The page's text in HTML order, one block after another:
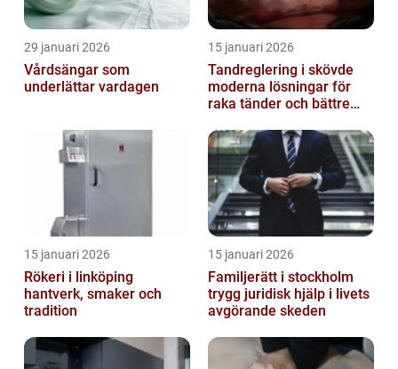
29 januari 2026
Vårdsängar som
underlättar vardagen
15 januari 2026
Tandreglering i skövde
moderna lösningar för
raka tänder och bättre
15 januari 2026
Rökeri i linköping
hantverk, smaker och
tradition
15 januari 2026
Familjerätt i stockholm
trygg juridisk hjälp i livets
avgörande skeden